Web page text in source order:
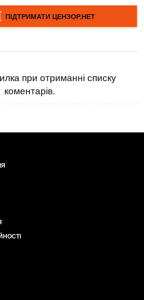
при отриманні списку
коментарів.